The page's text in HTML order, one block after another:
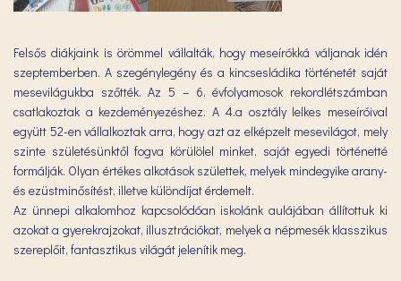
Felsős diákjaink is örömmel vállalták, hogy meseírókká váljanak idén
szeptemberben. A szegénylegény és a kincsesládika történetét saját
mesevilágukba szőtték. Az 5 – 6. évfolyamosok rekordlétszámban
csatlakoztak a kezdeményezéshez. A 4.a osztály lelkes meseíróival
együtt 52-en vállalkoztak arra, hogy azt az elképzelt mesevilágot, mely
szinte születésünktől fogva körülölel minket, saját egyedi történetté
formálják. Olyan értékes alkotások születtek, melyek mindegyike arany-
és ezüstminősítést, illetve különdíjat érdemelt.
Az ünnepi alkalomhoz kapcsolódóan iskolánk aulájában állítottuk ki
azokat a gyerekrajzokat, illusztrációkat, melyek a népmesék klasszikus
szereplőit, fantasztikus világát jelenítik meg.